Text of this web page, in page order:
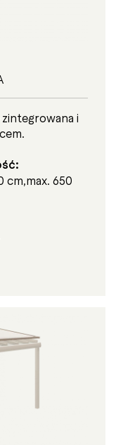
i
cm,max. 650